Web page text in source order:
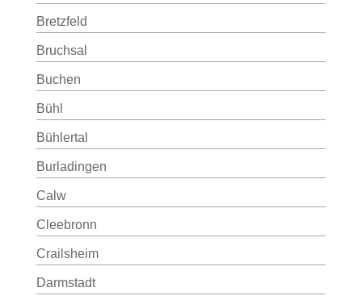
Bretzfeld
Bruchsal
Buchen
Bühl
Bühlertal
Burladingen
Calw
Cleebronn
Crailsheim
Darmstadt